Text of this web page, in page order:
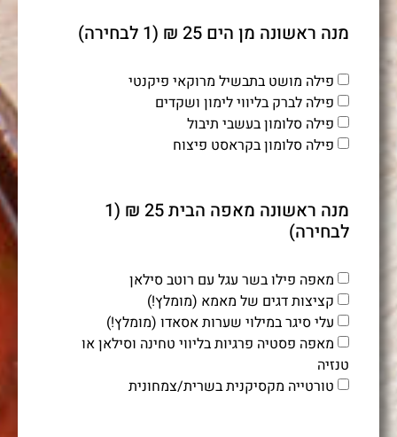
מנה ראשונה מן הים 25 ₪ (1 לבחירה)
פילה מושט בתבשיל מרוקאי פיקנטי
פילה לברק בליווי לימון ושקדים
פילה סלומון בעשבי תיבול
פילה סלומון בקראסט פיצוח
מנה ראשונה מאפה הבית 25 ₪ (1
לבחירה)
מאפה פילו בשר עגל עם רוטב סילאן
קציצות דגים של מאמא (מומלץ!)
עלי סיגר במילוי שערות אסאדו (מומלץ!)
מאפה פסטיה פרגיות בליווי טחינה וסילאן או
טנזיה
טורטייה מקסיקנית בשרית/צמחונית